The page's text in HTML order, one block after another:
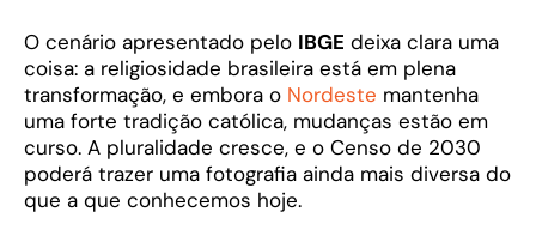
O cenário apresentado pelo IBGE deixa clara uma
coisa: a religiosidade brasileira está em plena
transformação, e embora o Nordeste mantenha
uma forte tradição católica, mudanças estão em
curso. A pluralidade cresce, e o Censo de 2030
poderá trazer uma fotografia ainda mais diversa do
que a que conhecemos hoje.